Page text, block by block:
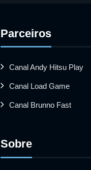
Parceiros
Canal Andy Hitsu Play
Canal Load Game
Canal Brunno Fast
Sobre